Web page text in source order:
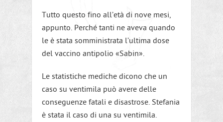
Tutto questo fino all’età di nove mesi,
appunto. Perché tanti ne aveva quando
le è stata somministrata l’ultima dose
del vaccino antipolio «Sabin».
Le statistiche mediche dicono che un
caso su ventimila può avere delle
conseguenze fatali e disastrose. Stefania
è stata il caso di una su ventimila.